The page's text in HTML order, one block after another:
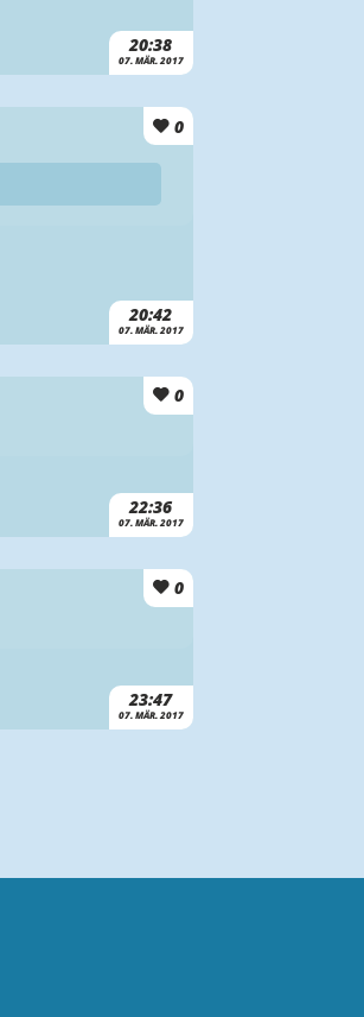
20:38
07. MÄR. 2017
0
20:42
07. MÄR. 2017
0
22:36
07. MÄR. 2017
0
23:47
07. MÄR. 2017